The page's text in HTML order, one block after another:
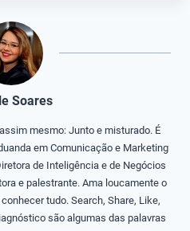
Soares
mesmo: Junto e misturado. É
em Comunicação e Marketing
de Inteligência e de Negócios
e palestrante. Ama loucamente o
tudo. Search, Share, Like,
são algumas das palavras